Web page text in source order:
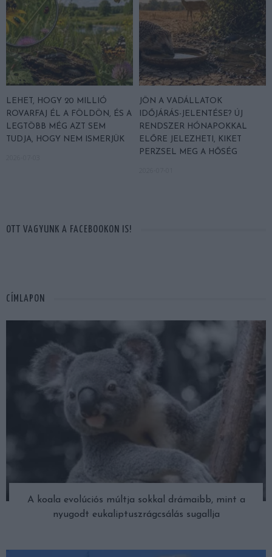
LEHET, HOGY 20 MILLIÓ
ROVARFAJ ÉL A FÖLDÖN, ÉS A
LEGTÖBB MÉG AZT SEM
TUDJA, HOGY NEM ISMERJÜK
JÖN A VADÁLLATOK
IDŐJÁRÁS-JELENTÉSE? ÚJ
RENDSZER HÓNAPOKKAL
ELŐRE JELEZHETI, KIKET
PERZSEL MEG A HŐSÉG
OTT VAGYUNK A FACEBOOKON IS!
CÍMLAPON
A koala evolúciós múltja sokkal drámaibb, mint a
nyugodt eukaliptuszrágcsálás sugallja